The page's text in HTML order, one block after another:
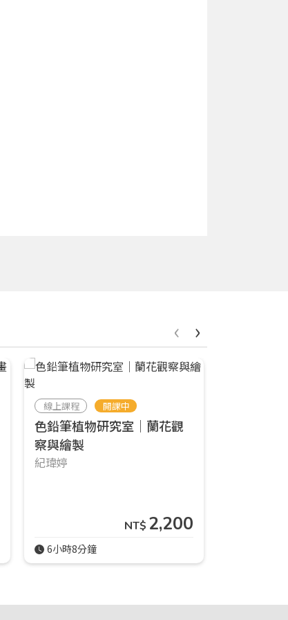
線上課程 開課中
色鉛筆植物研究室｜蘭花觀
察與繪製
紀瑋婷
NT$ 2,200
6小時8分鐘
‹ ›